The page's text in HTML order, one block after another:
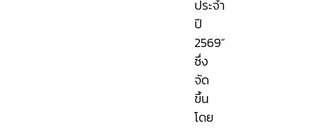
ประจำ
ปี
2569”
ซึ่ง
จัด
ขึ้น
โดย